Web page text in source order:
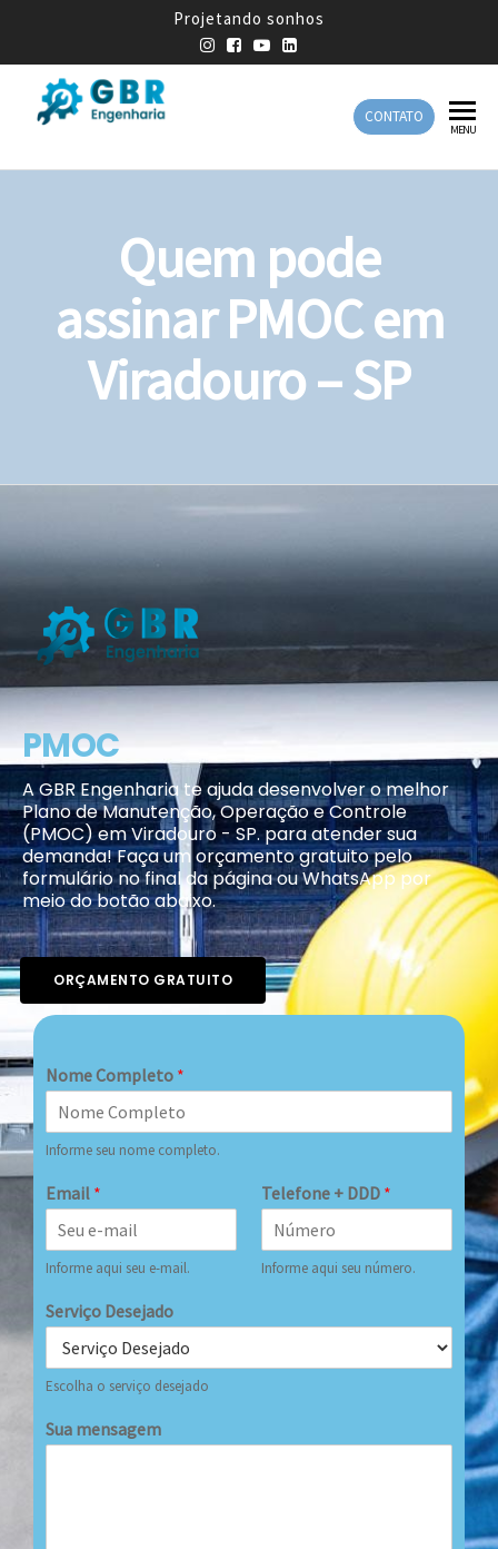
Projetando sonhos
Engenharia
Engenharia
CONTATO
MENU
Quem pode
assinar PMOC em
Viradouro – SP
PMOC
A GBR Engenharia te ajuda desenvolver o melhor
Plano de Manutenção, Operação e Controle
(PMOC) em Viradouro - SP. para atender sua
demanda! Faça um orçamento gratuito pelo
formulário no final da página ou WhatsApp por
meio do botão abaixo.
ORÇAMENTO GRATUITO
Nome Completo *
Informe seu nome completo.
Email *
Informe aqui seu e-mail.
Telefone + DDD *
Informe aqui seu número.
Serviço Desejado
Escolha o serviço desejado
Sua mensagem